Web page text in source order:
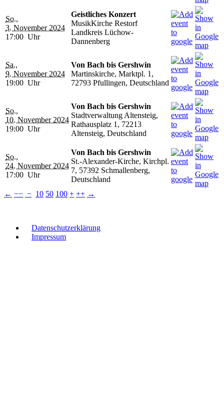
So.,
3. November 2024
17:00 Uhr
Geistliches Konzert
MusikKirche Restorf
Landkreis Lüchow-
Dannenberg
Sa.,
9. November 2024
19:00 Uhr
Von Bach bis Gershwin
Martinskirche, Marktpl. 1,
72793 Pfullingen, Deutschland
So.,
10. November 2024
19:00 Uhr
Von Bach bis Gershwin
Stadtverwaltung Altensteig,
Rathausplatz 1, 72213
Altensteig, Deutschland
So.,
24. November 2024
17:00 Uhr
Von Bach bis Gershwin
St.-Alexander-Kirche, Kirchpl.
7, 57392 Schmallenberg,
Deutschland
← −− − 10 50 100 + ++ →
Datenschutzerklärung
Impressum